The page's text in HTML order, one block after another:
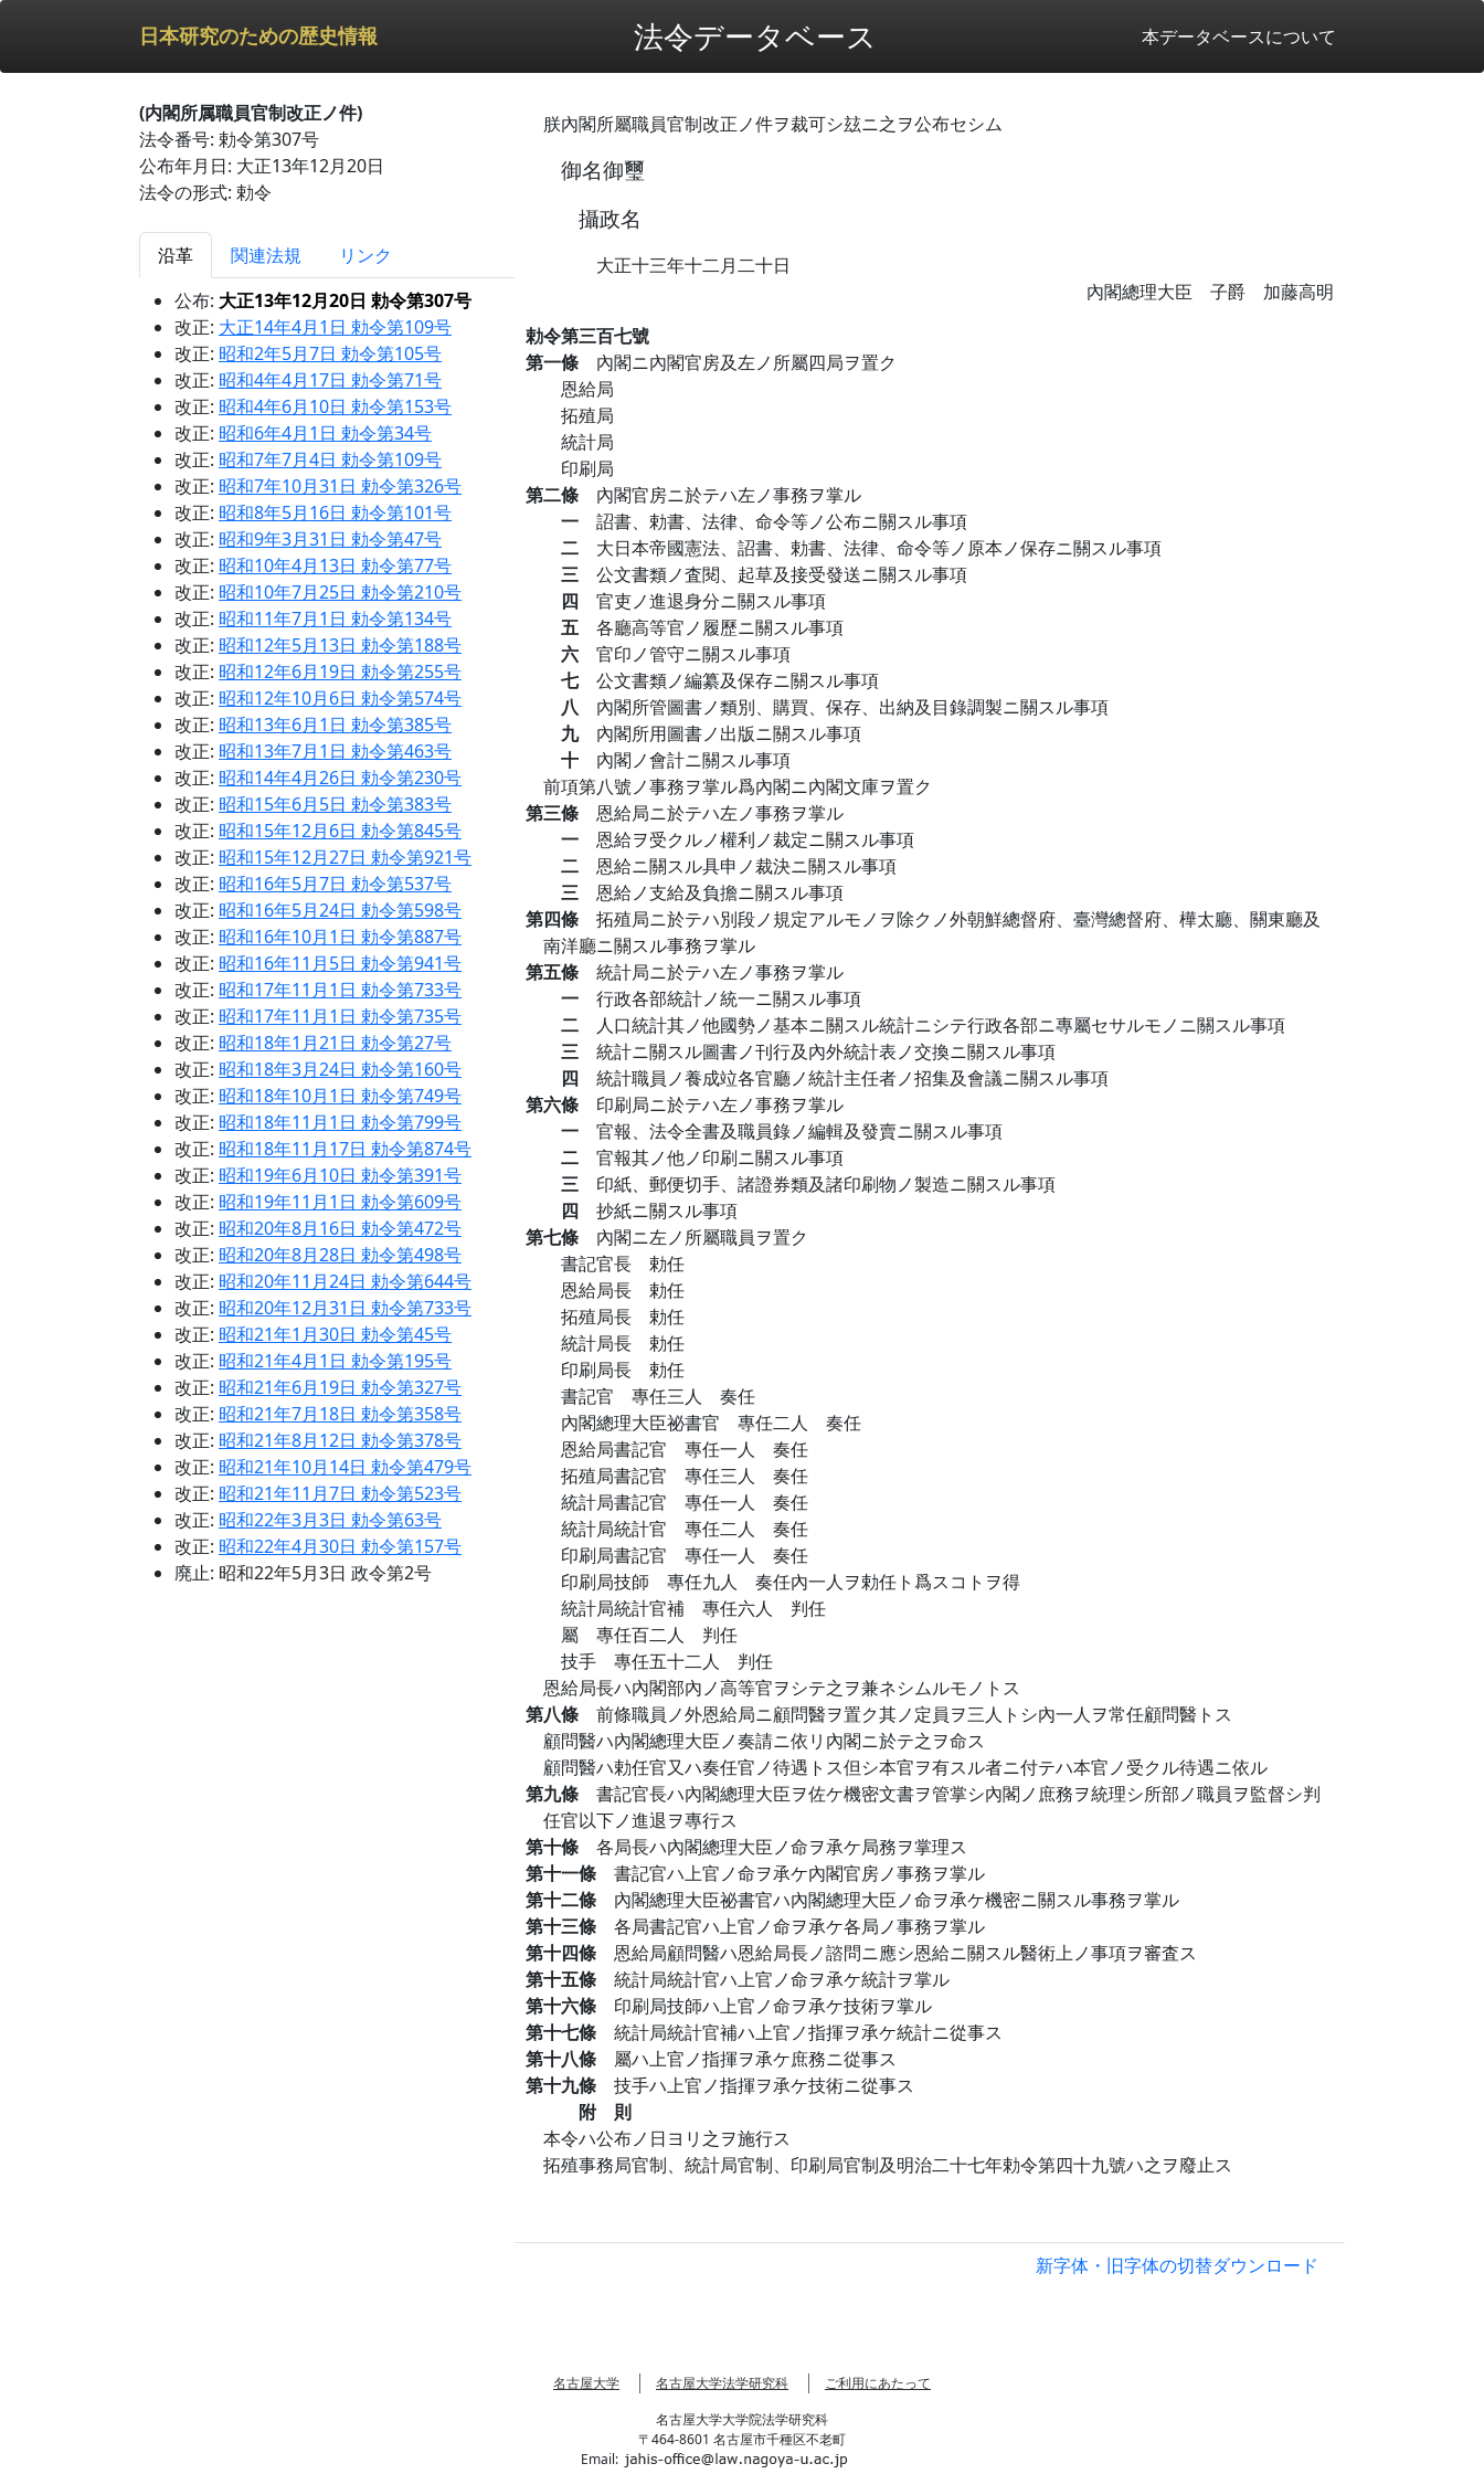
日本研究のための歴史情報 法令データベース 本データベースについて
(内閣所属職員官制改正ノ件)
法令番号: 勅令第307号
公布年月日: 大正13年12月20日
法令の形式: 勅令
沿革 関連法規
リンク
公布: 大正13年12月20日 勅令第307号
改正: 大正14年4月1日 勅令第109号
改正: 昭和2年5月7日 勅令第105号
改正: 昭和4年4月17日 勅令第71号
改正: 昭和4年6月10日 勅令第153号
改正: 昭和6年4月1日 勅令第34号
改正: 昭和7年7月4日 勅令第109号
改正: 昭和7年10月31日 勅令第326号
改正: 昭和8年5月16日 勅令第101号
改正: 昭和9年3月31日 勅令第47号
改正: 昭和10年4月13日 勅令第77号
改正: 昭和10年7月25日 勅令第210号
改正: 昭和11年7月1日 勅令第134号
改正: 昭和12年5月13日 勅令第188号
改正: 昭和12年6月19日 勅令第255号
改正: 昭和12年10月6日 勅令第574号
改正: 昭和13年6月1日 勅令第385号
改正: 昭和13年7月1日 勅令第463号
改正: 昭和14年4月26日 勅令第230号
改正: 昭和15年6月5日 勅令第383号
改正: 昭和15年12月6日 勅令第845号
改正: 昭和15年12月27日 勅令第921号
改正: 昭和16年5月7日 勅令第537号
改正: 昭和16年5月24日 勅令第598号
改正: 昭和16年10月1日 勅令第887号
改正: 昭和16年11月5日 勅令第941号
改正: 昭和17年11月1日 勅令第733号
改正: 昭和17年11月1日 勅令第735号
改正: 昭和18年1月21日 勅令第27号
改正: 昭和18年3月24日 勅令第160号
改正: 昭和18年10月1日 勅令第749号
改正: 昭和18年11月1日 勅令第799号
改正: 昭和18年11月17日 勅令第874号
改正: 昭和19年6月10日 勅令第391号
改正: 昭和19年11月1日 勅令第609号
改正: 昭和20年8月16日 勅令第472号
改正: 昭和20年8月28日 勅令第498号
改正: 昭和20年11月24日 勅令第644号
改正: 昭和20年12月31日 勅令第733号
改正: 昭和21年1月30日 勅令第45号
改正: 昭和21年4月1日 勅令第195号
改正: 昭和21年6月19日 勅令第327号
改正: 昭和21年7月18日 勅令第358号
改正: 昭和21年8月12日 勅令第378号
改正: 昭和21年10月14日 勅令第479号
改正: 昭和21年11月7日 勅令第523号
改正: 昭和22年3月3日 勅令第63号
改正: 昭和22年4月30日 勅令第157号
廃止: 昭和22年5月3日 政令第2号
朕內閣所屬職員官制改正ノ件ヲ裁可シ玆ニ之ヲ公布セシム
御名御璽
攝政名
大正十三年十二月二十日
內閣總理大臣 子爵 加藤高明
勅令第三百七號
第一條 內閣ニ內閣官房及左ノ所屬四局ヲ置ク
恩給局
拓殖局
統計局
印刷局
第二條 內閣官房ニ於テハ左ノ事務ヲ掌ル
一 詔書、勅書、法律、命令等ノ公布ニ關スル事項
二 大日本帝國憲法、詔書、勅書、法律、命令等ノ原本ノ保存ニ關スル事項
三 公文書類ノ査閱、起草及接受發送ニ關スル事項
四 官吏ノ進退身分ニ關スル事項
五 各廳高等官ノ履歷ニ關スル事項
六 官印ノ管守ニ關スル事項
七 公文書類ノ編纂及保存ニ關スル事項
八 內閣所管圖書ノ類別、購買、保存、出納及目錄調製ニ關スル事項
九 內閣所用圖書ノ出版ニ關スル事項
十 內閣ノ會計ニ關スル事項
前項第八號ノ事務ヲ掌ル爲內閣ニ內閣文庫ヲ置ク
第三條 恩給局ニ於テハ左ノ事務ヲ掌ル
一 恩給ヲ受クルノ權利ノ裁定ニ關スル事項
二 恩給ニ關スル具申ノ裁決ニ關スル事項
三 恩給ノ支給及負擔ニ關スル事項
第四條 拓殖局ニ於テハ別段ノ規定アルモノヲ除クノ外朝鮮總督府、臺灣總督府、樺太廳、關東廳及
南洋廳ニ關スル事務ヲ掌ル
第五條 統計局ニ於テハ左ノ事務ヲ掌ル
一 行政各部統計ノ統一ニ關スル事項
二 人口統計其ノ他國勢ノ基本ニ關スル統計ニシテ行政各部ニ專屬セサルモノニ關スル事項
三 統計ニ關スル圖書ノ刊行及內外統計表ノ交換ニ關スル事項
四 統計職員ノ養成竝各官廳ノ統計主任者ノ招集及會議ニ關スル事項
第六條 印刷局ニ於テハ左ノ事務ヲ掌ル
一 官報、法令全書及職員錄ノ編輯及發賣ニ關スル事項
二 官報其ノ他ノ印刷ニ關スル事項
三 印紙、郵便切手、諸證券類及諸印刷物ノ製造ニ關スル事項
四 抄紙ニ關スル事項
第七條 內閣ニ左ノ所屬職員ヲ置ク
書記官長 勅任
恩給局長 勅任
拓殖局長 勅任
統計局長 勅任
印刷局長 勅任
書記官 專任三人 奏任
內閣總理大臣祕書官 專任二人 奏任
恩給局書記官 專任一人 奏任
拓殖局書記官 專任三人 奏任
統計局書記官 專任一人 奏任
統計局統計官 專任二人 奏任
印刷局書記官 專任一人 奏任
印刷局技師 專任九人 奏任內一人ヲ勅任ト爲スコトヲ得
統計局統計官補 專任六人 判任
屬 專任百二人 判任
技手 專任五十二人 判任
恩給局長ハ內閣部內ノ高等官ヲシテ之ヲ兼ネシムルモノトス
第八條 前條職員ノ外恩給局ニ顧問醫ヲ置ク其ノ定員ヲ三人トシ內一人ヲ常任顧問醫トス
顧問醫ハ內閣總理大臣ノ奏請ニ依リ內閣ニ於テ之ヲ命ス
顧問醫ハ勅任官又ハ奏任官ノ待遇トス但シ本官ヲ有スル者ニ付テハ本官ノ受クル待遇ニ依ル
第九條 書記官長ハ內閣總理大臣ヲ佐ケ機密文書ヲ管掌シ內閣ノ庶務ヲ統理シ所部ノ職員ヲ監督シ判
任官以下ノ進退ヲ專行ス
第十條 各局長ハ內閣總理大臣ノ命ヲ承ケ局務ヲ掌理ス
第十一條 書記官ハ上官ノ命ヲ承ケ內閣官房ノ事務ヲ掌ル
第十二條 內閣總理大臣祕書官ハ內閣總理大臣ノ命ヲ承ケ機密ニ關スル事務ヲ掌ル
第十三條 各局書記官ハ上官ノ命ヲ承ケ各局ノ事務ヲ掌ル
第十四條 恩給局顧問醫ハ恩給局長ノ諮問ニ應シ恩給ニ關スル醫術上ノ事項ヲ審査ス
第十五條 統計局統計官ハ上官ノ命ヲ承ケ統計ヲ掌ル
第十六條 印刷局技師ハ上官ノ命ヲ承ケ技術ヲ掌ル
第十七條 統計局統計官補ハ上官ノ指揮ヲ承ケ統計ニ從事ス
第十八條 屬ハ上官ノ指揮ヲ承ケ庶務ニ從事ス
第十九條 技手ハ上官ノ指揮ヲ承ケ技術ニ從事ス
附 則
本令ハ公布ノ日ヨリ之ヲ施行ス
拓殖事務局官制、統計局官制、印刷局官制及明治二十七年勅令第四十九號ハ之ヲ廢止ス
新字体・旧字体の切替ダウンロード
名古屋大学 名古屋大学法学研究科
ご利用にあたって
名古屋大学大学院法学研究科
〒464-8601 名古屋市千種区不老町
Email: